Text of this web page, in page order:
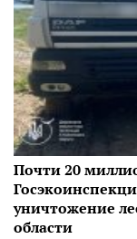
Почти 20
уничтожение
области